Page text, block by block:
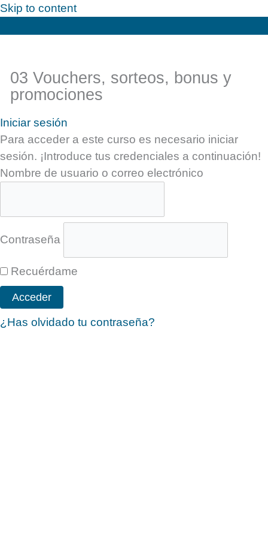
Skip to content
03 Vouchers, sorteos, bonus y
promociones
Iniciar sesión
Para acceder a este curso es necesario iniciar
sesión. ¡Introduce tus credenciales a continuación!
Nombre de usuario o correo electrónico
Contraseña
Recuérdame
¿Has olvidado tu contraseña?